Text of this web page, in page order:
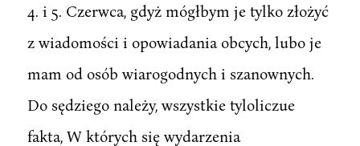
4. i 5. Czerwca, gdyż mógłbym je tylko złożyć
z wiadomości i opowiadania obcych, lubo je
mam od osób wiarogodnych i szanownych.
Do sędziego należy, wszystkie tyloliczue
fakta, W których się wydarzenia